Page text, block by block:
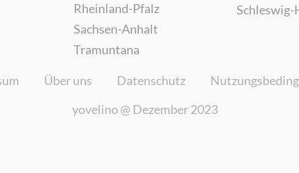
Rheinland-Pfalz
Sachsen-Anhalt
Tramuntana
Über uns Datenschutz
yovelino @ Dezember 2023